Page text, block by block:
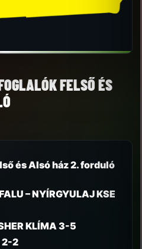
FELSŐ ÉS
és Alsó ház 2. forduló
– NYÍRGYULAJ KSE
KLÍMA3-5
2-2